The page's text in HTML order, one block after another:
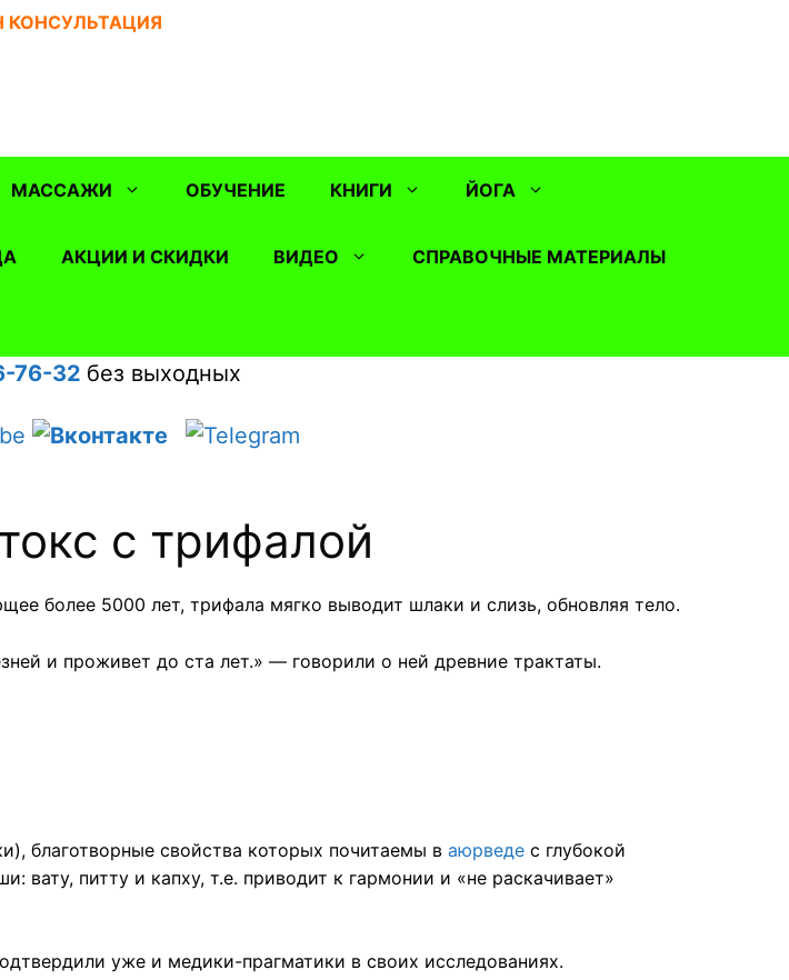
КОНСУЛЬТАЦИЯ
МАССАЖИ ОБУЧЕНИЕ КНИГИ ЙОГА
АКЦИИ И СКИДКИ ВИДЕО СПРАВОЧНЫЕ МАТЕРИАЛЫ
76-32 без выходных
с трифалой
более 5000 лет, трифала мягко выводит шлаки и слизь, обновляя тело.
и проживет до ста лет.» — говорили о ней древние трактаты.
благотворные свойства которых почитаемы в аюрведе с глубокой
вату, питту и капху, т.е. приводит к гармонии и «не раскачивает»
уже и медики-прагматики в своих исследованиях.